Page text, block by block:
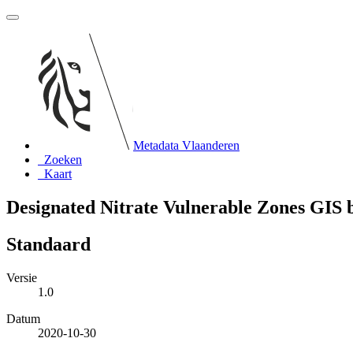
Metadata Vlaanderen
Zoeken
Kaart
Designated Nitrate Vulnerable Zones GIS
Standaard
Versie
1.0
Datum
2020-10-30